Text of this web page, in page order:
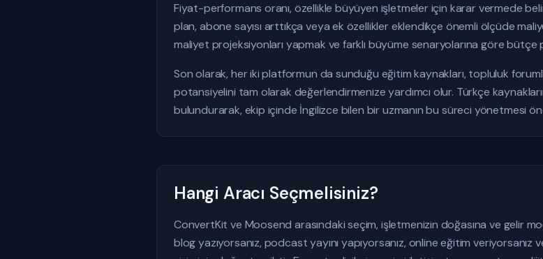
Fiyat-performans oranı, özellikle büyüyen işletmeler için karar vermede
plan, abone sayısı arttıkça veya ek özellikler eklendikçe önemli ölçüde
maliyet projeksiyonları yapmak ve farklı büyüme senaryolarına göre bütçe
Son olarak, her iki platformun da sunduğu eğitim kaynakları, topluluk
potansiyelini tam olarak değerlendirmenize yardımcı olur. Türkçe
bulundurarak, ekip içinde İngilizce bilen bir uzmanın bu süreci yönetmesi
Hangi Aracı Seçmelisiniz?
ConvertKit ve Moosend arasındaki seçim, işletmenizin doğasına ve gelir
blog yazıyorsanız, podcast yayını yapıyorsanız, online eğitim